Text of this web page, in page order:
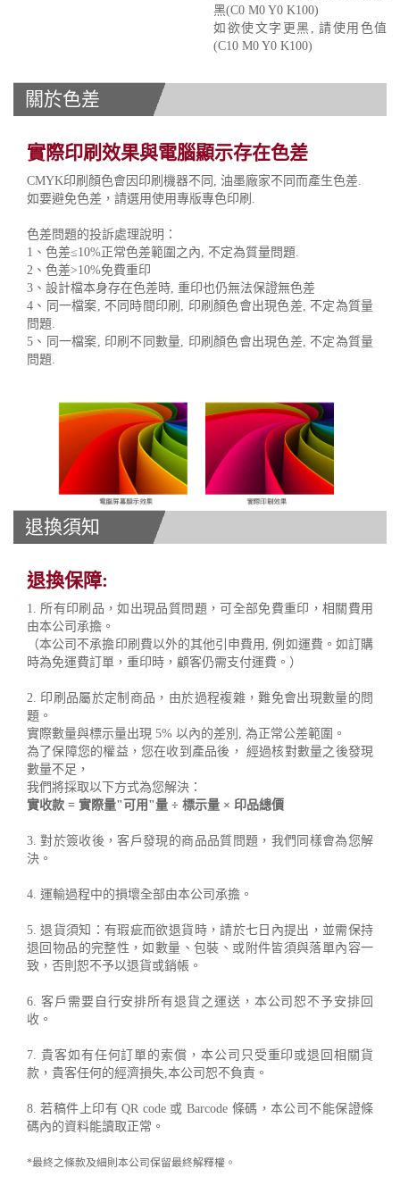
黑(C0 M0 Y0 K100)
如欲使文字更黑, 請使用色值
(C10 M0 Y0 K100)
關於色差
實際印刷效果與電腦顯示存在色差
CMYK印刷顏色會因印刷機器不同, 油墨廠家不同而產生色差.
如要避免色差，請選用使用專版專色印刷.
色差問題的投訴處理說明：
1、色差≤10%正常色差範圍之內, 不定為質量問題.
2、色差>10%免費重印
3、設計檔本身存在色差時, 重印也仍無法保證無色差
4、同一檔案, 不同時間印刷, 印刷顏色會出現色差, 不定為質量
問題.
5、同一檔案, 印刷不同數量, 印刷顏色會出現色差, 不定為質量
問題.
退換須知
退換保障:
1. 所有印刷品，如出現品質問題，可全部免費重印，相關費用
由本公司承擔。
（本公司不承擔印刷費以外的其他引申費用, 例如運費。如訂購
時為免運費訂單，重印時，顧客仍需支付運費。）
2. 印刷品屬於定制商品，由於過程複雜，難免會出現數量的問
題。
實際數量與標示量出現 5% 以內的差別, 為正常公差範圍。
為了保障您的權益，您在收到產品後， 經過核對數量之後發現
數量不足，
我們將採取以下方式為您解決：
實收款 = 實際量"可用"量 ÷ 標示量 × 印品總價
3. 對於簽收後，客戶發現的商品品質問題，我們同樣會為您解
決。
4. 運輸過程中的損壞全部由本公司承擔。
5. 退貨須知：有瑕疵而欲退貨時，請於七日內提出，並需保持
退回物品的完整性，如數量、包裝、或附件皆須與落單內容一
致，否則恕不予以退貨或銷帳。
6. 客戶需要自行安排所有退貨之運送，本公司恕不予安排回
收。
7. 貴客如有任何訂單的索償，本公司只受重印或退回相關貨
款，貴客任何的經濟損失,本公司恕不負責。
8. 若稿件上印有 QR code 或 Barcode 條碼，本公司不能保證條
碼內的資料能讀取正常。
*最終之條款及細則本公司保留最終解釋權。